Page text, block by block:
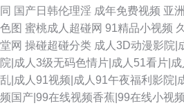
同 国产日韩伦理淫 成年免费视频 亚
色图 蜜桃成人超碰网 91精品小视频
堂网 操碰超碰分类 成人3D动漫影院|
院|成人3级无码色情片|成人51看片|
乱|成人91视频|成人91午夜福利影院|
频国产|99在线视频香蕉|99在线小视